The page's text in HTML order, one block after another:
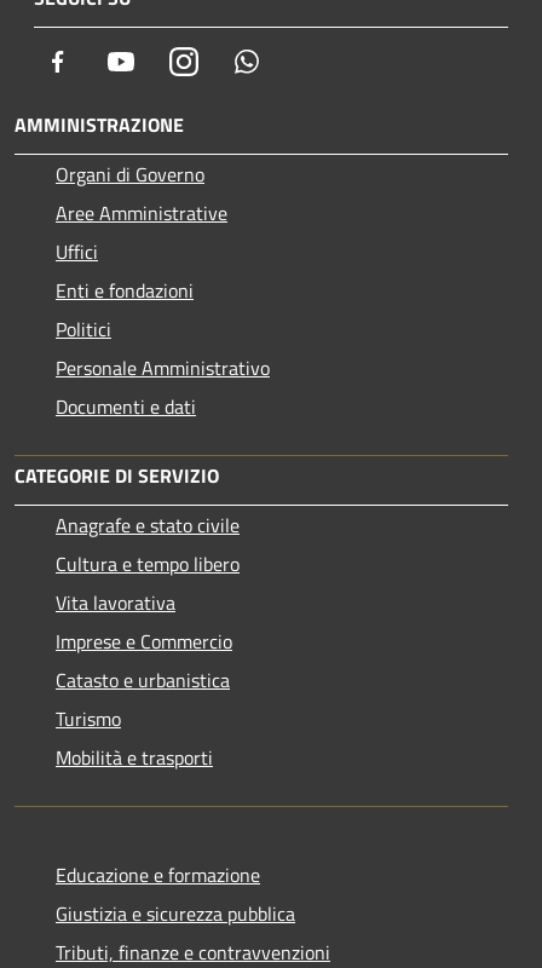
Facebook YoutubeInstagram
AMMINISTRAZIONE
Organi di Governo
Aree Amministrative
Uffici
Enti e fondazioni
Politici
Personale Amministrativo
Documenti e dati
CATEGORIE DI SERVIZIO
Anagrafe e stato civile
Cultura e tempo libero
Vita lavorativa
Imprese e Commercio
Catasto e urbanistica
Turismo
Mobilità e trasporti
Educazione e formazione
Giustizia e sicurezza pubblica
Tributi, finanze e contravvenzioni